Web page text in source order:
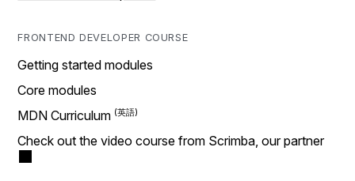
FRONTEND DEVELOPER COURSE
Getting started modules
Core modules
MDN Curriculum
Check out the video course from Scrimba, our partner